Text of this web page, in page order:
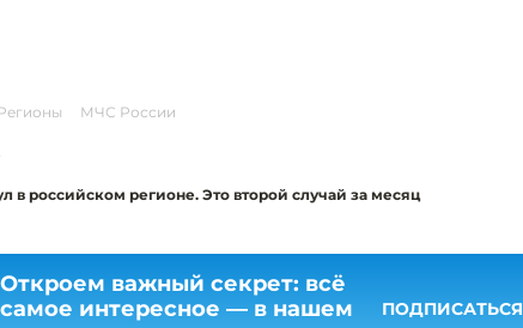
МЧС России
в российском регионе. Это второй случай за месяц
Откроем важный секрет: всё
самое интересное — в нашем
ПОДПИСАТЬСЯ